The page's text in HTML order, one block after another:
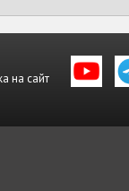
на сайт